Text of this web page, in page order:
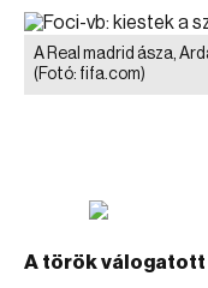
A Real madrid ásza,
(Fotó: fifa.com)
A török válogatott